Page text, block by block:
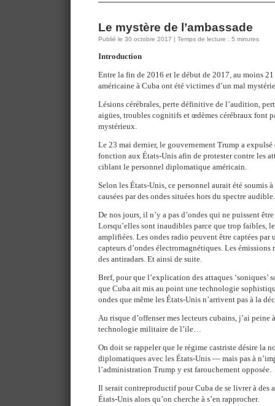
Le mystère de l’ambassade
Publié le 30 octobre 2017 | Temps de lecture : 5 minutes
Introduction
Entre la fin de 2016 et le début de 2017, au moins 21
américaine à Cuba ont été victimes d’un mal
Lésions cérébrales, perte définitive de l’audition,
aigües, troubles cognitifs et œdèmes cérébraux font
mystérieux.
Le 23 mai dernier, le gouvernement Trump a
fonction aux États-Unis afin de protester contre les
ciblant le personnel diplomatique américain.
Selon les États-Unis, ce personnel aurait été soumis à
causées par des ondes situées hors du spectre audible.
De nos jours, il n’y a pas d’ondes qui ne puissent
Lorsqu’elles sont inaudibles parce que trop faibles,
amplifiées. Les ondes radio peuvent être captées par
capteurs d’ondes électromagnétiques. Les émissions
des antiradars. Et ainsi de suite.
Bref, pour que l’explication des attaques
que Cuba ait mis au point une technologie
ondes que même les États-Unis n’arrivent pas à la
Au risque d’offenser mes lecteurs cubains, j’ai peine
technologie militaire de l’ile…
On doit se rappeler que le régime castriste désire la
diplomatiques avec les États-Unis — mais pas à
l’administration Trump y est farouchement opposée.
Il serait contreproductif pour Cuba de se livrer à des
États-Unis alors qu’on cherche à s’en rapprocher.